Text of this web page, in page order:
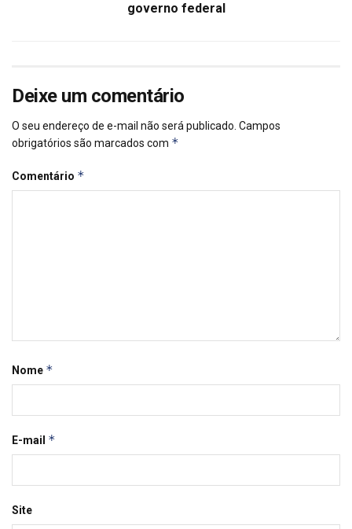
governo federal
Deixe um comentário
O seu endereço de e-mail não será publicado. Campos
obrigatórios são marcados com *
Comentário *
Nome *
E-mail *
Site